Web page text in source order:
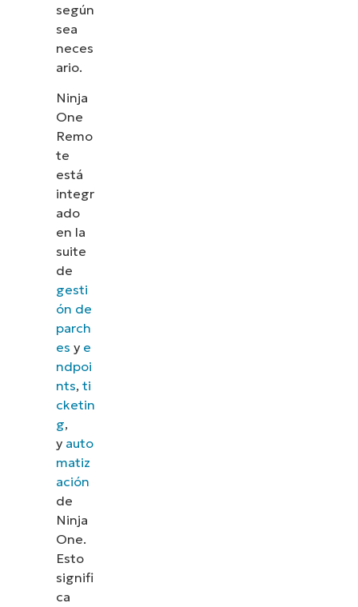
según
sea
neces
ario.
Ninja
One
Remo
te
está
integr
ado
en la
suite
de
gesti
ón de
parch
es y e
ndpoi
nts, ti
cketin
g,
y auto
matiz
ación
de
Ninja
One.
Esto
signifi
ca